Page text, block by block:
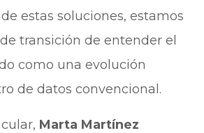
estas soluciones, estamos
transición de entender el
como una evolución
de datos convencional.
Marta Martínez